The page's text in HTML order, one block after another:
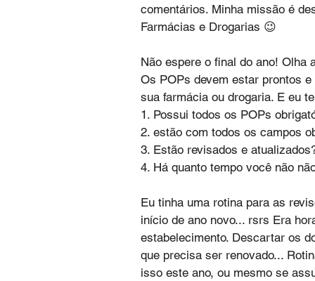
comentários. Minha missão é
Farmácias e Drogarias 😉
Não espere o final do ano! Olha
Os POPs devem estar prontos
sua farmácia ou drogaria. E eu
1. Possui todos os POPs
2. estão com todos os campos
3. Estão revisados e
4. Há quanto tempo você não
Eu tinha uma rotina para as
início de ano novo... rsrs Era
estabelecimento. Descartar os
que precisa ser renovado...
isso este ano, ou mesmo se